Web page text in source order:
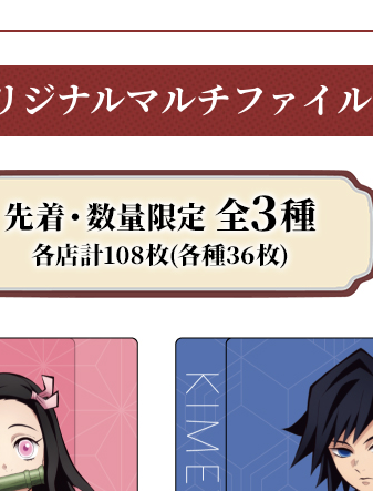
ジナルマルチファイル